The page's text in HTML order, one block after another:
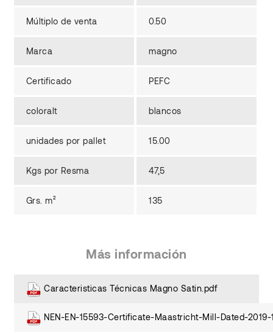
Múltiplo de venta 0.50
Marca magno
Certificado PEFC
coloralt blancos
unidades por pallet 15.00
Kgs por Resma 47,5
Grs. m² 135
Más información
Caracteristicas Técnicas Magno Satin.pdf
NEN-EN-15593-Certificate-Maastricht-Mill-Dated-